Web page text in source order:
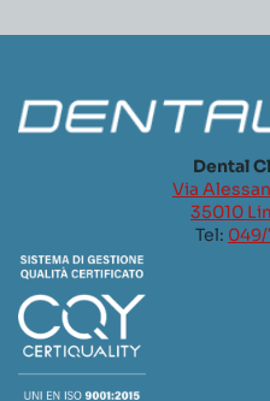
Dental
Via
35010
Tel: